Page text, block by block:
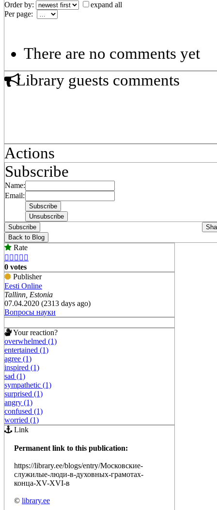
Order by:
expand all
Per page:
There are no comments yet
Library guests comments
Actions
Subscribe
Name:
Email:
Subscribe
Back to Blog
Rate
    
0 votes
Publisher
Eesti Online
Tallinn, Estonia
07.04.2020 (2313 days ago)
Вопросы науки
Your reaction?
overwhelmed (1)
entertained (1)
agree (1)
inspired (1)
sad (1)
sympathetic (1)
surprised (1)
angry (1)
confused (1)
worried (1)
Link
Permanent link to this publication:
https://library.ee/blogs/entry/Московские-
служилые-люди-в-духовных-грамотах-
конца-XV-XVI-в
© library.ee